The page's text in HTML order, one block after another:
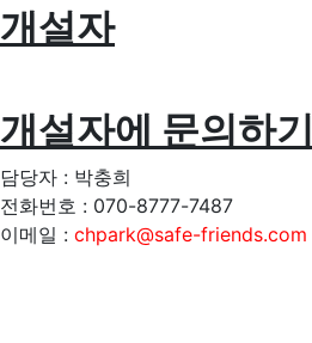
개설자
개설자에 문의하기
담당자 : 박충희
전화번호 : 070-8777-7487
이메일 : chpark@safe-friends.com